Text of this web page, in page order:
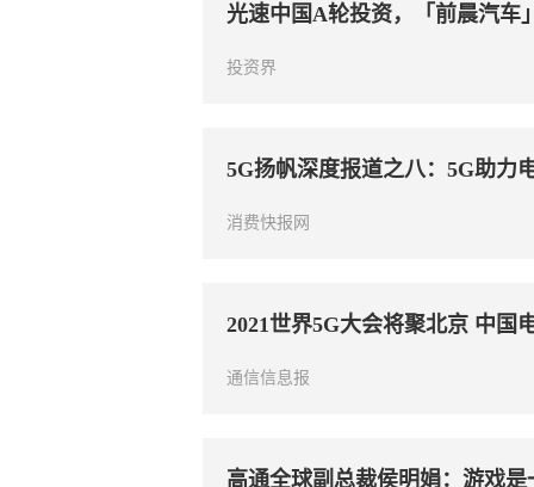
光速中国A轮投资，「前晨汽车
投资界
5G扬帆深度报道之八：5G助力
消费快报网
2021世界5G大会将聚北京 中国
通信信息报
高通全球副总裁侯明娟：游戏